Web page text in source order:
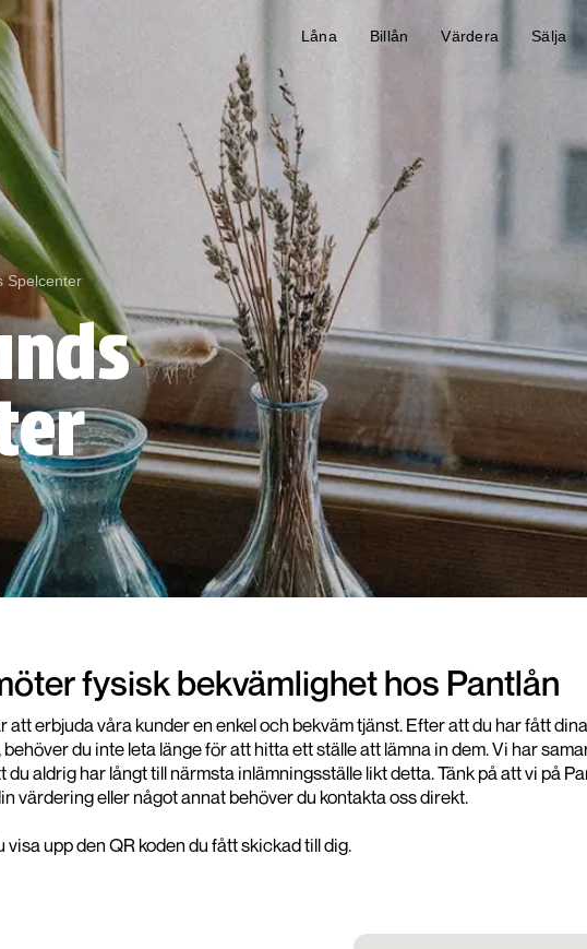
Låna Billån Värdera Sälja
Spelcenter
fysisk bekvämlighet hos Pantlån
att erbjuda våra kunder en enkel och bekväm tjänst. Efter att du har fått
du inte leta länge för att hitta ett ställe att lämna in dem. Vi har
aldrig har långt till närmsta inlämningsställe likt detta. Tänk på att vi på
värdering eller något annat behöver du kontakta oss direkt.
upp den QR koden du fått skickad till dig.